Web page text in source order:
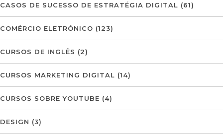
CASOS DE SUCESSO DE ESTRATÉGIA DIGITAL (61)
COMÉRCIO ELETRÓNICO (123)
CURSOS DE INGLÊS (2)
CURSOS MARKETING DIGITAL (14)
CURSOS SOBRE YOUTUBE (4)
DESIGN (3)